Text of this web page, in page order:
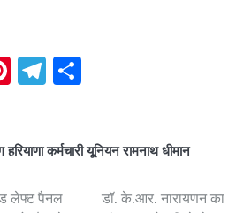
Pinterest
Telegram
कर्मचारी यूनियन रामनाथ धीमान
लेफ्ट पैनल
डॉ. के.आर. नारायणन का